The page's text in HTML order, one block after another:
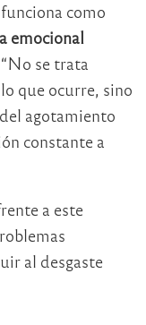
como
emocional
se trata
que ocurre, sino
agotamiento
constante a
a este
al desgaste